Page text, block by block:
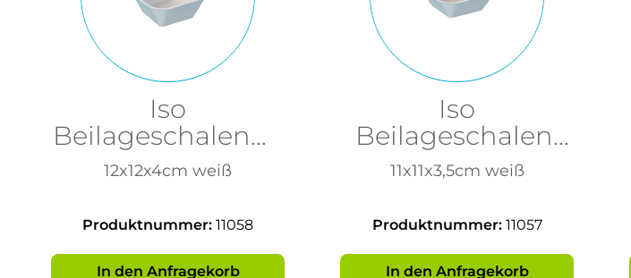
Iso
Beilageschalenm,
VE 100 St
12x12x4cm weiß
Produktnummer: 11058
In den Anfragekorb
Iso
Beilageschalen,
VE 100 St
11x11x3,5cm weiß
Produktnummer: 11057
In den Anfragekorb